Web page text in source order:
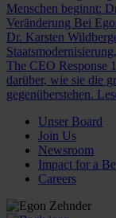
Menschen beginnt:
Veränderung Bei
Dr. Karsten
The CEO Response
darüber, wie sie die
gegenüberstehen.
Unser Board
Join Us
Newsroom
Impact for a
Careers